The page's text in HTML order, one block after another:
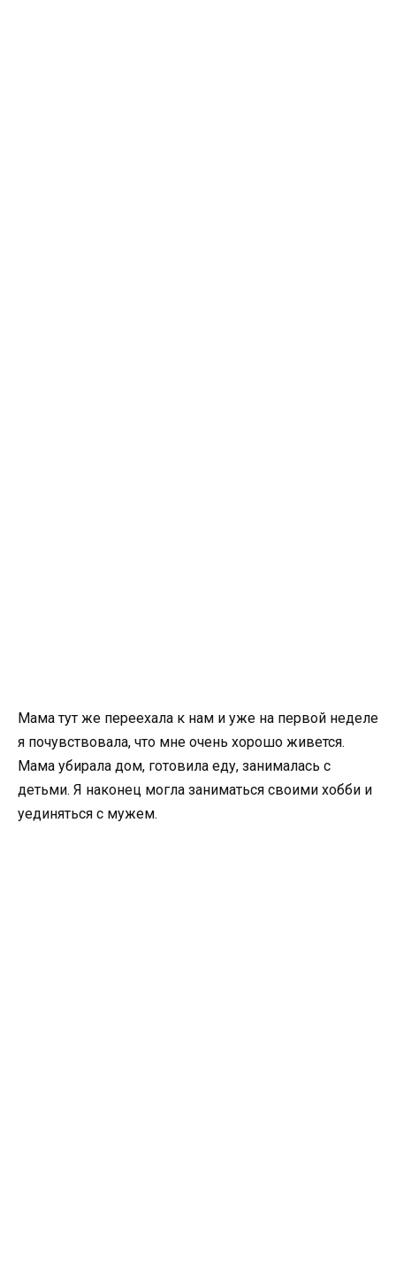
Мама тут же переехала к нам и уже на первой неделе
я почувствовала, что мне очень хорошо живется.
Мама убирала дом, готовила еду, занималась с
детьми. Я наконец могла заниматься своими хобби и
уединяться с мужем.